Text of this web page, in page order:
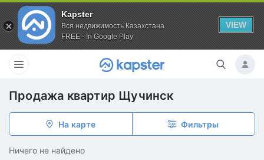
Kapster
Вся недвижимость Казахстана
FREE - In Google Play
VIEW
Продажа квартир Щучинск
На карте Фильтры
Ничего не найдено